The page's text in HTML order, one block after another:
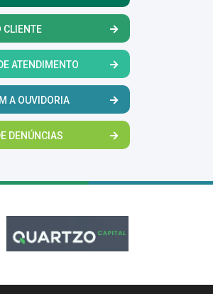
CLIENTE
ATENDIMENTO
A OUVIDORIA
DENÚNCIAS